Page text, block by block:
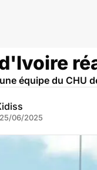
équipe du CHU
25/06/2025